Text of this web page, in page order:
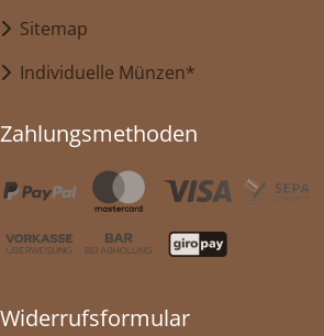
Sitemap
Individuelle Münzen*
Zahlungsmethoden
Widerrufsformular